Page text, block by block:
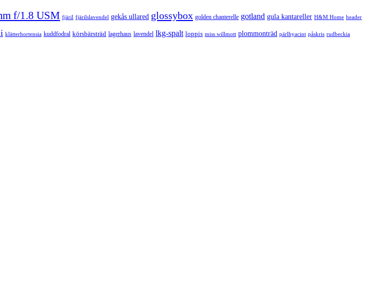
f/1.8 USM fjäril fjärilslavendel gekås ullared glossybox golden chanterelle gotland gula kantareller H&M Home header
klätterhortensia kuddfodral körsbärsträd lagerhaus lavendel lkg-spalt loppis miss willmott plommonträd pärlhyacint påskris rudbeckia